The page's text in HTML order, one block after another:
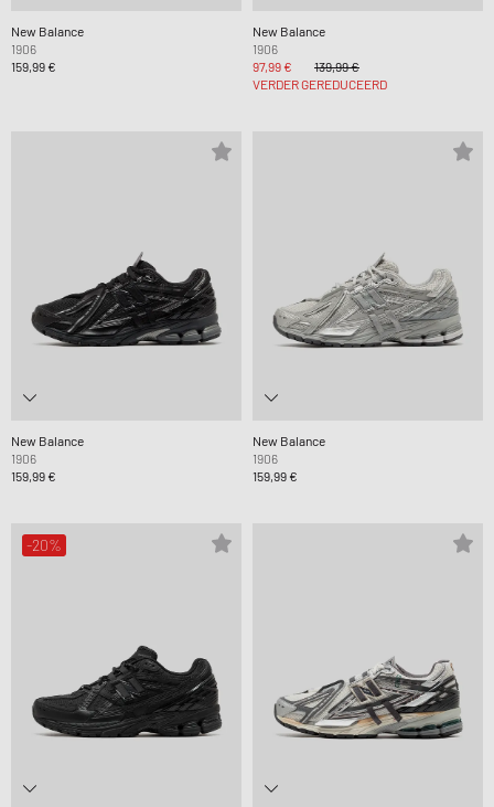
New Balance
1906
159,99 €
New Balance
1906
97,99 €
139,99 €
VERDER GEREDUCEERD
New Balance
1906
159,99 €
New Balance
1906
159,99 €
-20%